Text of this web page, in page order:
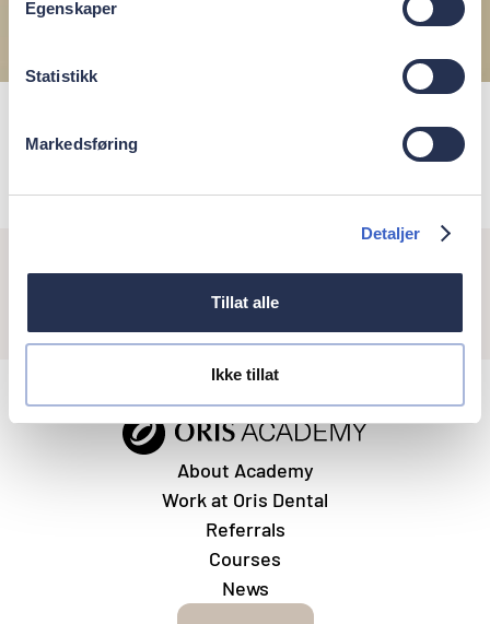
Egenskaper
Statistikk
Markedsføring
Detaljer
Tillat alle
Ikke tillat
Tor Torbjørnsen
About Academy
Work at Oris Dental
Referrals
Courses
News